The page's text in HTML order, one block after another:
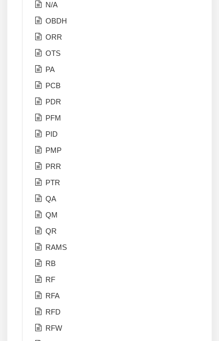
N/A
OBDH
ORR
OTS
PA
PCB
PDR
PFM
PID
PMP
PRR
PTR
QA
QM
QR
RAMS
RB
RF
RFA
RFD
RFW